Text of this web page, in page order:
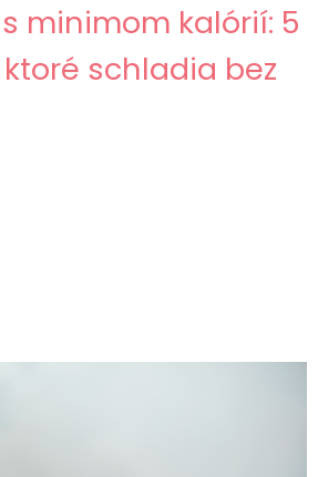
minimom kalórií: 5
schladia bez